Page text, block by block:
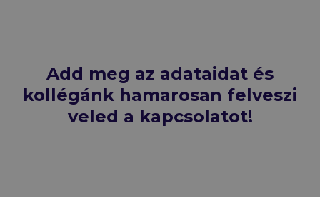
Add meg az adataidat és
kollégánk hamarosan felveszi
veled a kapcsolatot!